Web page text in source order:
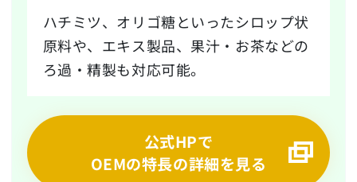
ハチミツ、オリゴ糖といったシロップ状
原料や、エキス製品、果汁・お茶などの
ろ過・精製も対応可能。
公式HPで
OEMの特長の詳細を見る